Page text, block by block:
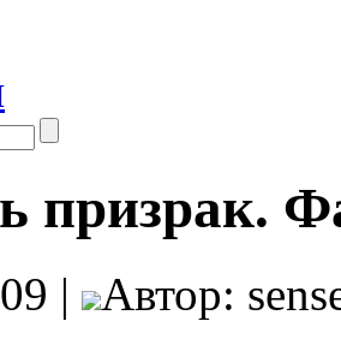
призрак.
|
Автор: